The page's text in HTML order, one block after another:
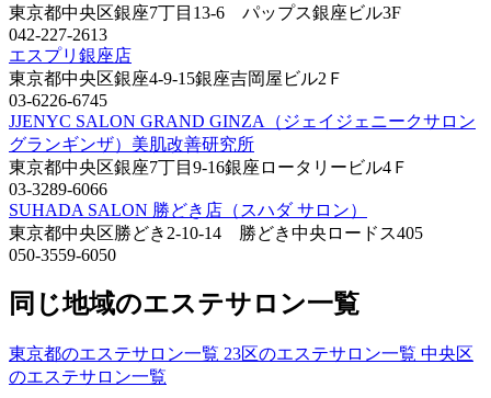
東京都中央区銀座7丁目13-6 パップス銀座ビル3F
042-227-2613
エスプリ銀座店
東京都中央区銀座4-9-15銀座吉岡屋ビル2Ｆ
03-6226-6745
JJENYC SALON GRAND GINZA（ジェイジェニークサロン
グランギンザ）美肌改善研究所
東京都中央区銀座7丁目9-16銀座ロータリービル4Ｆ
03-3289-6066
SUHADA SALON 勝どき店（スハダ サロン）
東京都中央区勝どき2-10-14 勝どき中央ロードス405
050-3559-6050
同じ地域のエステサロン一覧
東京都のエステサロン一覧 23区のエステサロン一覧 中央区
のエステサロン一覧